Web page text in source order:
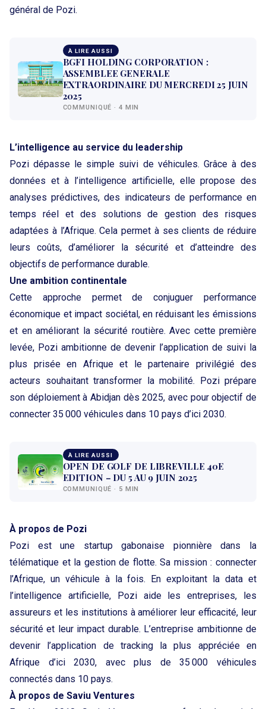
général de Pozi.
À LIRE AUSSI
BGFI HOLDING CORPORATION :
ASSEMBLEE GENERALE
EXTRAORDINAIRE DU MERCREDI 25 JUIN
2025
COMMUNIQUÉ · 4 MIN
L’intelligence au service du leadership
Pozi dépasse le simple suivi de véhicules. Grâce à des
données et à l’intelligence artificielle, elle propose des
analyses prédictives, des indicateurs de performance en
temps réel et des solutions de gestion des risques
adaptées à l’Afrique. Cela permet à ses clients de réduire
leurs coûts, d’améliorer la sécurité et d’atteindre des
objectifs de performance durable.
Une ambition continentale
Cette approche permet de conjuguer performance
économique et impact sociétal, en réduisant les émissions
et en améliorant la sécurité routière. Avec cette première
levée, Pozi ambitionne de devenir l’application de suivi la
plus prisée en Afrique et le partenaire privilégié des
acteurs souhaitant transformer la mobilité. Pozi prépare
son déploiement à Abidjan dès 2025, avec pour objectif de
connecter 35 000 véhicules dans 10 pays d’ici 2030.
À LIRE AUSSI
OPEN DE GOLF DE LIBREVILLE 40E
EDITION – DU 5 AU 9 JUIN 2025
COMMUNIQUÉ · 5 MIN
À propos de Pozi
Pozi est une startup gabonaise pionnière dans la
télématique et la gestion de flotte. Sa mission : connecter
l’Afrique, un véhicule à la fois. En exploitant la data et
l’intelligence artificielle, Pozi aide les entreprises, les
assureurs et les institutions à améliorer leur efficacité, leur
sécurité et leur impact durable. L’entreprise ambitionne de
devenir l’application de tracking la plus appréciée en
Afrique d’ici 2030, avec plus de 35 000 véhicules
connectés dans 10 pays.
À propos de Saviu Ventures